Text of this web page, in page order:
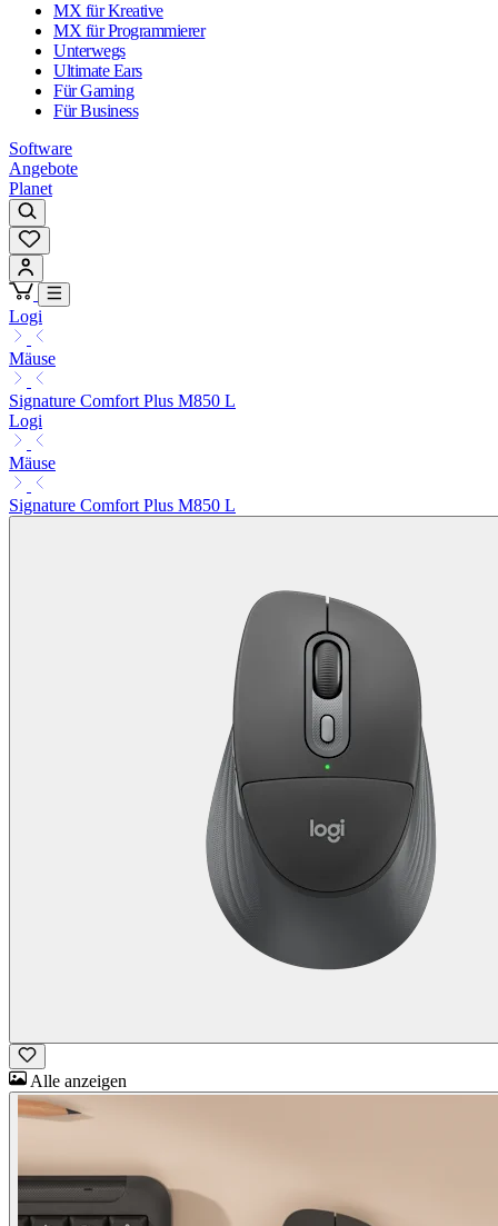
MX für Kreative
MX für Programmierer
Unterwegs
Ultimate Ears
Für Gaming
Für Business
Software
Angebote
Planet
Logi
Mäuse
Signature Comfort Plus M850 L
Logi
Mäuse
Signature Comfort Plus M850 L
Alle anzeigen